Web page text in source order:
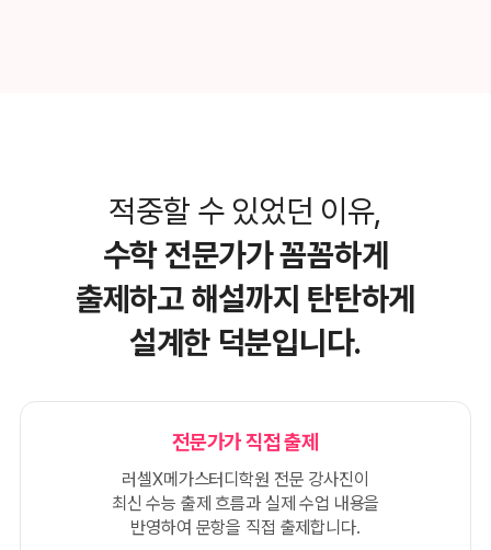
적중할 수 있었던 이유,
수학 전문가가 꼼꼼하게
출제하고 해설까지 탄탄하게
설계한 덕분입니다.
전문가가 직접 출제
러셀X메가스터디학원 전문 강사진이
최신 수능 출제 흐름과 실제 수업 내용을
반영하여 문항을 직접 출제합니다.